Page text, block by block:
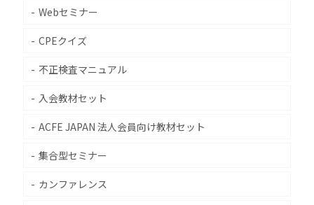
Webセミナー
CPEクイズ
不正検査マニュアル
入会教材セット
ACFE JAPAN 法人会員向け教材セット
集合型セミナー
カンファレンス